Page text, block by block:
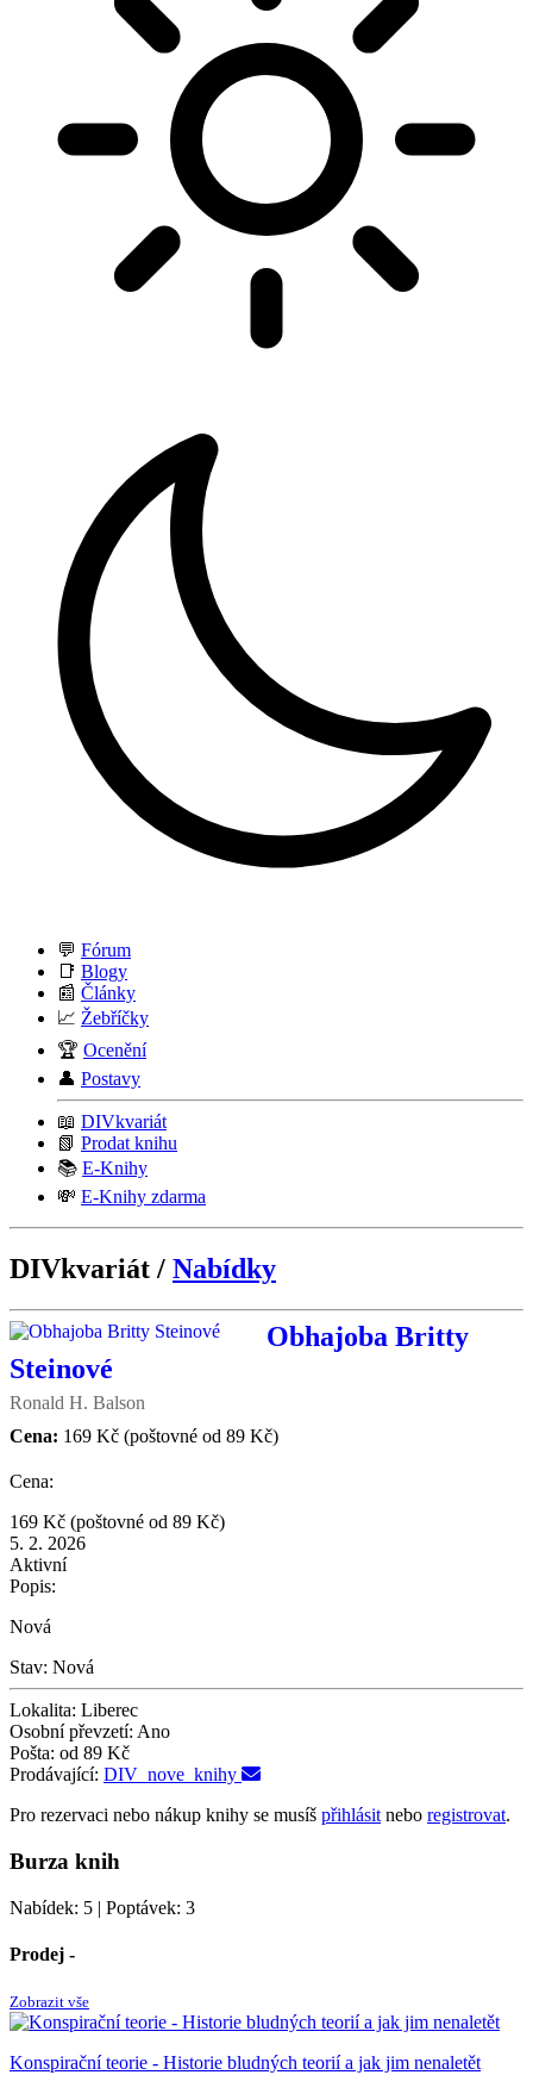
💬 Fórum
📑 Blogy
📰 Články
📈 Žebříčky
🏆 Ocenění
👤 Postavy
📖 DIVkvariát
📗 Prodat knihu
📚 E-Knihy
💸 E-Knihy zdarma
DIVkvariát / Nabídky
Obhajoba Britty
Steinové
Ronald H. Balson
Cena: 169 Kč (poštovné od 89 Kč)
Cena:
169 Kč (poštovné od 89 Kč)
5. 2. 2026
Aktivní
Popis:
Nová
Stav: Nová
Lokalita: Liberec
Osobní převzetí: Ano
Pošta: od 89 Kč
Prodávající: DIV_nove_knihy
Pro rezervaci nebo nákup knihy se musíš přihlásit nebo registrovat.
Burza knih
Nabídek: 5 | Poptávek: 3
Prodej -
Zobrazit vše
Konspirační teorie - Historie bludných teorií a jak jim nenaletět